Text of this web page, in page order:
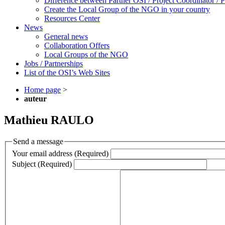
Create the Local Group of the NGO in your country
Resources Center
News
General news
Collaboration Offers
Local Groups of the NGO
Jobs / Partnerships
List of the OSI’s Web Sites
Home page >
auteur
Mathieu RAULO
Send a message
Your email address (Required)
Subject (Required)